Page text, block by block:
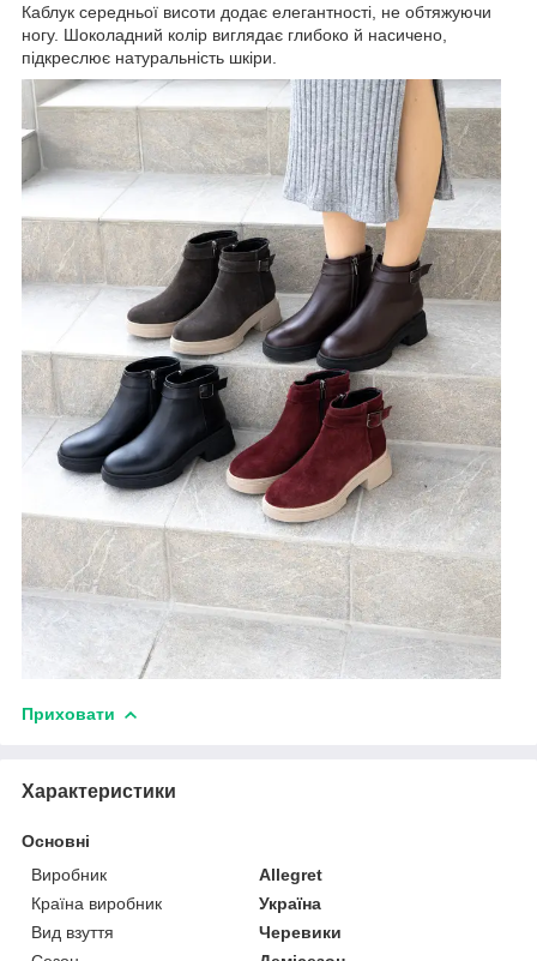
Каблук середньої висоти додає елегантності, не обтяжуючи
ногу. Шоколадний колір виглядає глибоко й насичено,
підкреслює натуральність шкіри.
Приховати
Характеристики
Основні
Виробник
Allegret
Країна виробник
Україна
Вид взуття
Черевики